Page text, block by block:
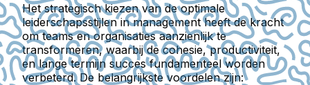
Het strategisch kiezen van de optimale
leiderschapsstijlen in management heeft de kracht
om teams en organisaties aanzienlijk te
transformeren, waarbij de cohesie, productiviteit,
en lange termijn succes fundamenteel worden
verbeterd. De belangrijkste voordelen zijn: